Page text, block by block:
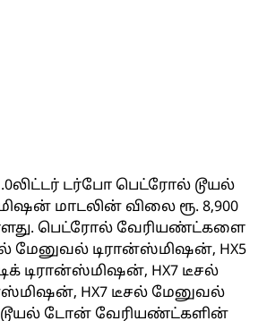
டர்போ பெட்ரோல் டூயல்
மாடலின் விலை ரூ. 8,900
பெட்ரோல் வேரியண்ட்களை
மேனுவல் டிரான்ஸ்மிஷன், HX5
டிரான்ஸ்மிஷன், HX7 டீசல்
HX7 டீசல் மேனுவல்
டோன் வேரியண்ட்களின்